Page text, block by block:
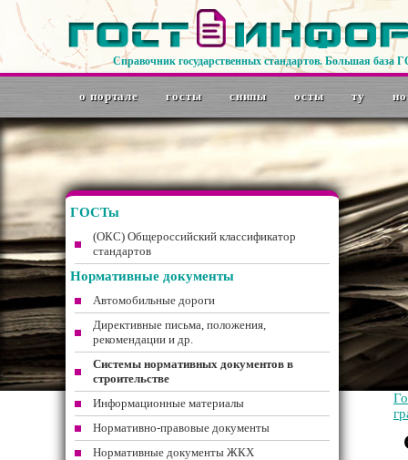
Справочник государственных стандартов. Большая база
о портале госты снипы осты ту
ГОСТы
(ОКС) Общероссийский классификатор
стандартов
Нормативные документы
Автомобильные дороги
Директивные письма, положения,
рекомендации и др.
Системы нормативных документов в
строительстве
Информационные материалы
Нормативно-правовые документы
Нормативные документы ЖКХ